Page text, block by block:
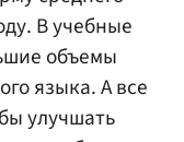
В учебные
объемы
языка. А все
улучшать